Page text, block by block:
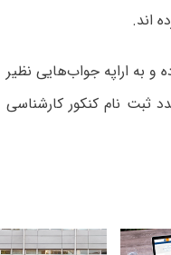
اند.
به اراپه جواب‌هایی نظیر
ثبت نام کنکور کارشناسی